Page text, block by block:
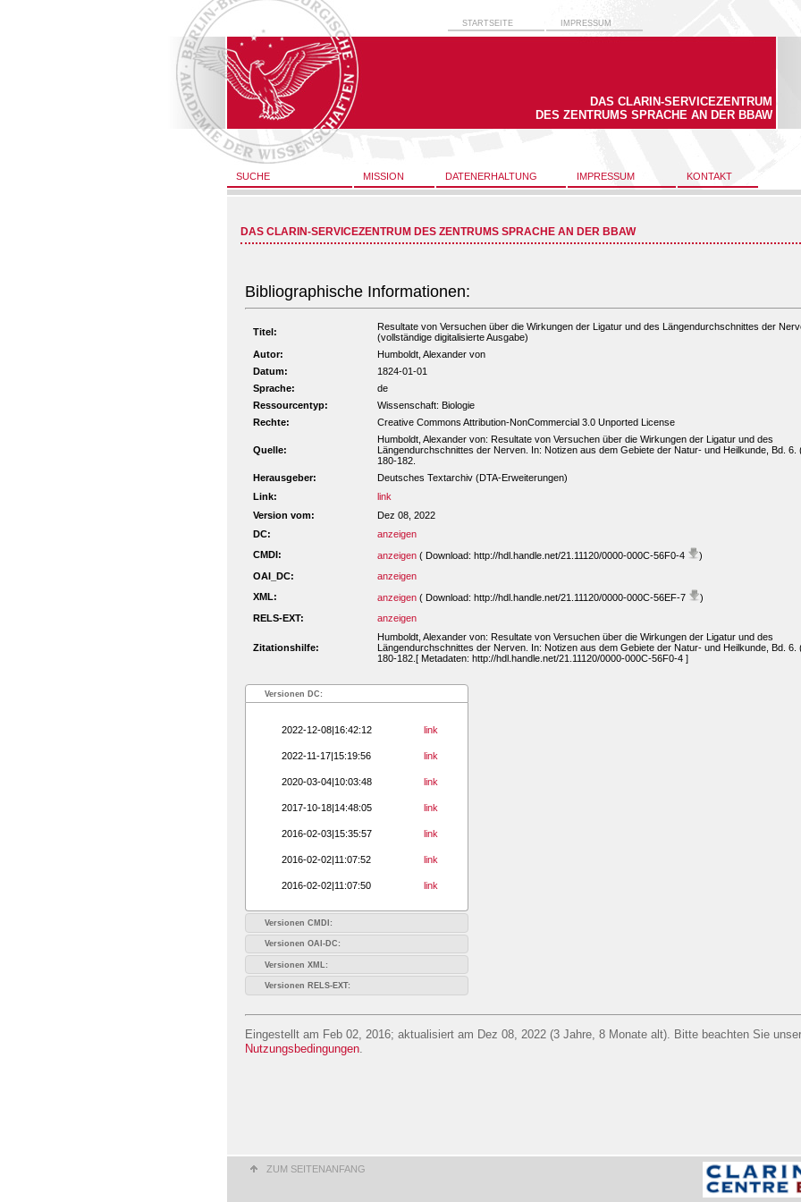
STARTSEITE IMPRESSUM
DAS CLARIN-SERVICEZENTRUM
DES ZENTRUMS SPRACHE AN DER BBAW
SUCHE MISSION DATENERHALTUNG IMPRESSUM KONTAKT
DAS CLARIN-SERVICEZENTRUM DES ZENTRUMS SPRACHE AN DER BBAW
Bibliographische Informationen:
Titel:
Resultate von Versuchen über die Wirkungen der Ligatur und des Längendurchschnittes der
(vollständige digitalisierte Ausgabe)
Autor:
Humboldt, Alexander von
Datum:
1824-01-01
Sprache:
de
Ressourcentyp:
Wissenschaft: Biologie
Rechte:
Creative Commons Attribution-NonCommercial 3.0 Unported License
Quelle:
Humboldt, Alexander von: Resultate von Versuchen über die Wirkungen der Ligatur und des
Längendurchschnittes der Nerven. In: Notizen aus dem Gebiete der Natur- und Heilkunde, Bd. 6.
180-182.
Herausgeber:
Deutsches Textarchiv (DTA-Erweiterungen)
Link:
link
Version vom:
Dez 08, 2022
DC:
anzeigen
CMDI:
anzeigen ( Download: http://hdl.handle.net/21.11120/0000-000C-56F0-4
)
OAI_DC:
anzeigen
XML:
anzeigen ( Download: http://hdl.handle.net/21.11120/0000-000C-56EF-7
)
RELS-EXT:
anzeigen
Zitationshilfe:
Humboldt, Alexander von: Resultate von Versuchen über die Wirkungen der Ligatur und des
Längendurchschnittes der Nerven. In: Notizen aus dem Gebiete der Natur- und Heilkunde, Bd. 6.
180-182.[ Metadaten: http://hdl.handle.net/21.11120/0000-000C-56F0-4 ]
Versionen DC:
2022-12-08|16:42:12 link
2022-11-17|15:19:56 link
2020-03-04|10:03:48 link
2017-10-18|14:48:05 link
2016-02-03|15:35:57 link
2016-02-02|11:07:52 link
2016-02-02|11:07:50 link
Versionen CMDI:
Versionen OAI-DC:
Versionen XML:
Versionen RELS-EXT:
Eingestellt am Feb 02, 2016; aktualisiert am Dez 08, 2022 (3 Jahre, 8 Monate alt). Bitte beachten Sie
Nutzungsbedingungen.
ZUM SEITENANFANG